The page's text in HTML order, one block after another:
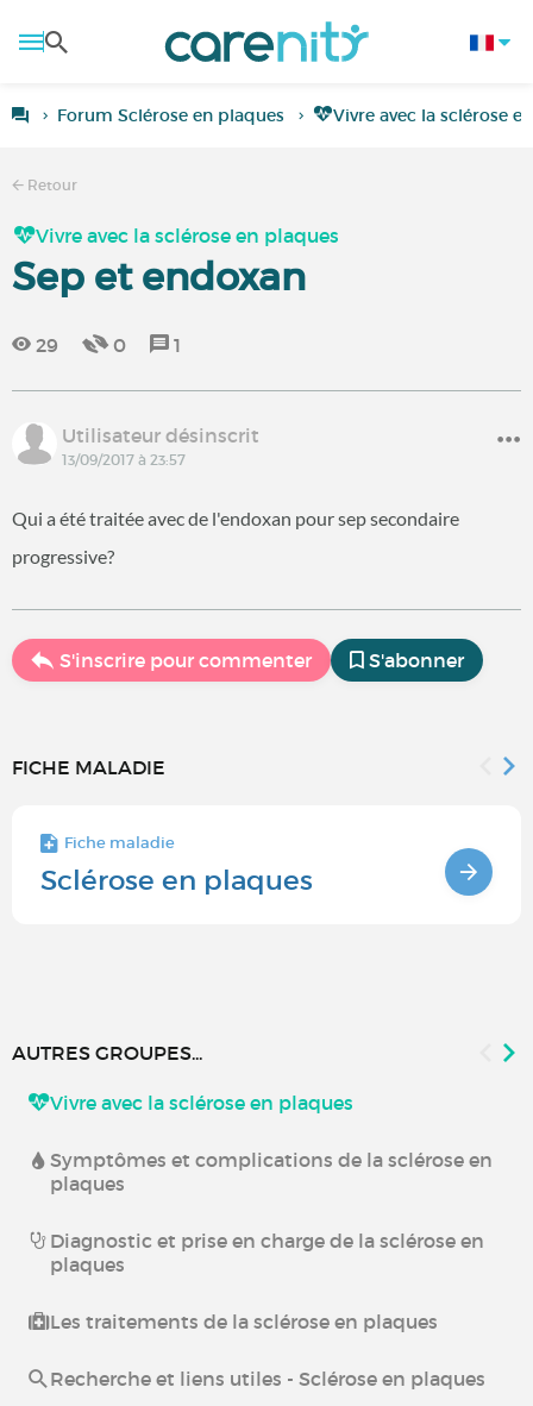
Forum Sclérose en plaques Vivre avec la sclérose
Retour
Vivre avec la sclérose en plaques
Sep et endoxan
29 0 1
Utilisateur désinscrit
13/09/2017 à 23:57
Qui a été traitée avec de l'endoxan pour sep secondaire
progressive?
S'inscrire pour commenter S'abonner
FICHE MALADIE
Fiche maladie
Sclérose en plaques
AUTRES GROUPES...
Vivre avec la sclérose en plaques
Symptômes et complications de la sclérose en
plaques
Diagnostic et prise en charge de la sclérose en
plaques
Les traitements de la sclérose en plaques
Recherche et liens utiles - Sclérose en plaques